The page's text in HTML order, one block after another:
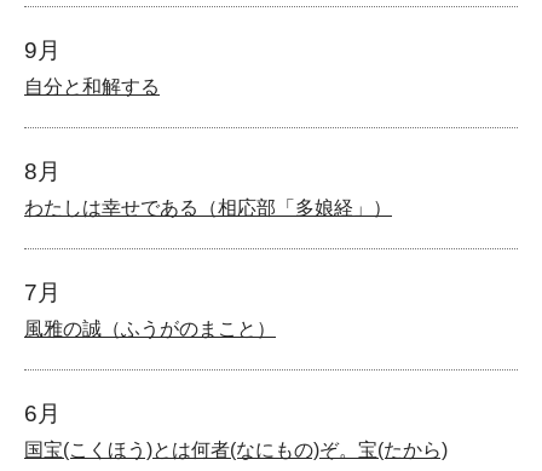
9月
自分と和解する
8月
わたしは幸せである（相応部「多娘経」）
7月
風雅の誠（ふうがのまこと）
6月
国宝(こくほう)とは何者(なにもの)ぞ。宝(たから)